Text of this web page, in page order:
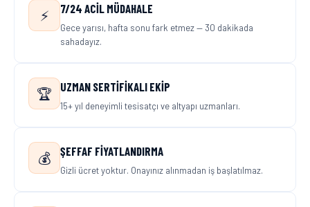
⚡ 7/24 ACIL MÜDAHALE
Gece yarısı, hafta sonu fark etmez — 30 dakikada
sahadayız.
🏆 UZMAN SERTIFIKALI EKIP
15+ yıl deneyimli tesisatçı ve altyapı uzmanları.
💰 ŞEFFAF FIYATLANDIRMA
Gizli ücret yoktur. Onayınız alınmadan iş başlatılmaz.